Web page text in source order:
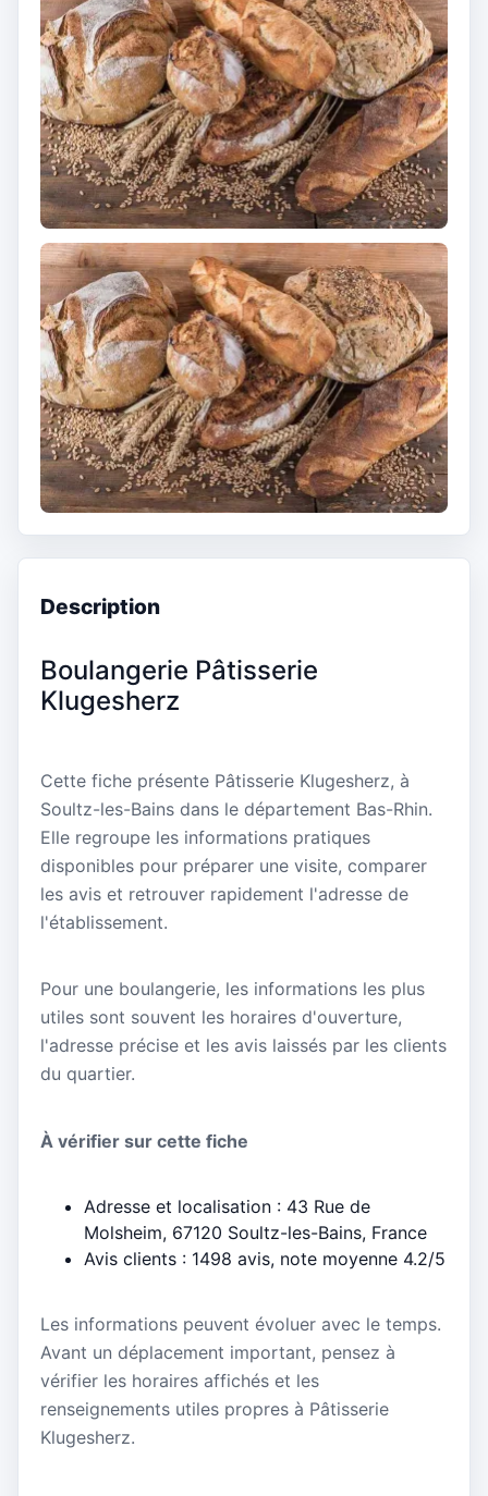
Description
Boulangerie Pâtisserie
Klugesherz
Cette fiche présente Pâtisserie Klugesherz, à
Soultz-les-Bains dans le département Bas-Rhin.
Elle regroupe les informations pratiques
disponibles pour préparer une visite, comparer
les avis et retrouver rapidement l'adresse de
l'établissement.
Pour une boulangerie, les informations les plus
utiles sont souvent les horaires d'ouverture,
l'adresse précise et les avis laissés par les clients
du quartier.
À vérifier sur cette fiche
Adresse et localisation : 43 Rue de
Molsheim, 67120 Soultz-les-Bains, France
Avis clients : 1498 avis, note moyenne 4.2/5
Les informations peuvent évoluer avec le temps.
Avant un déplacement important, pensez à
vérifier les horaires affichés et les
renseignements utiles propres à Pâtisserie
Klugesherz.